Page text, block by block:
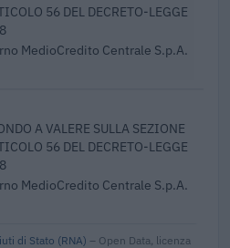
56 DEL DECRETO-LEGGE
MedioCredito Centrale S.p.A.
A VALERE SULLA SEZIONE
56 DEL DECRETO-LEGGE
MedioCredito Centrale S.p.A.
di Stato (RNA) – Open Data, licenza